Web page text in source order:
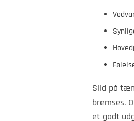
Slid på
bremses.
et godt